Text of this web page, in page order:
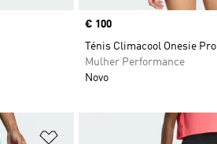
Price
€ 100
Ténis Climacool Onesie Pro
Mulher Performance
Novo
Adicionar à Lista de Desejos